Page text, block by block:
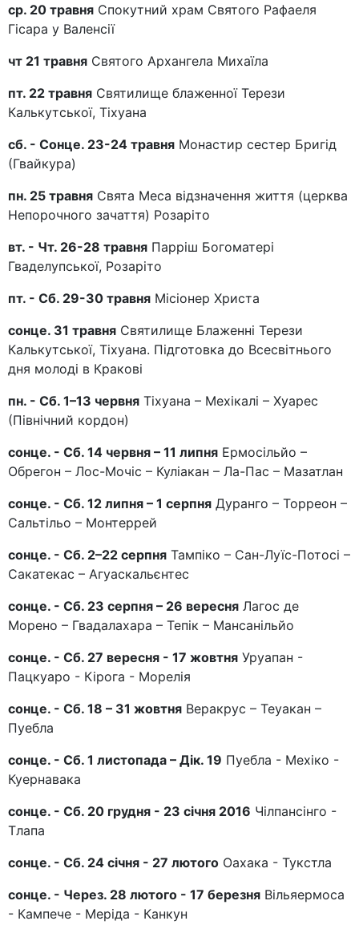
ср. 20 травня Спокутний храм Святого Рафаеля
Гісара у Валенсії
чт 21 травня Святого Архангела Михаїла
пт. 22 травня Святилище блаженної Терези
Калькутської, Тіхуана
сб. - Сонце. 23-24 травня Монастир сестер Бригід
(Гвайкура)
пн. 25 травня Свята Меса відзначення життя (церква
Непорочного зачаття) Розаріто
вт. - Чт. 26-28 травня Парріш Богоматері
Гваделупської, Розаріто
пт. - Сб. 29-30 травня Місіонер Христа
сонце. 31 травня Святилище Блаженні Терези
Калькутської, Тіхуана. Підготовка до Всесвітнього
дня молоді в Кракові
пн. - Сб. 1–13 червня Тіхуана – Мехікалі – Хуарес
(Північний кордон)
сонце. - Сб. 14 червня – 11 липня Ермосільйо –
Обрегон – Лос-Мочіс – Куліакан – Ла-Пас – Мазатлан
сонце. - Сб. 12 липня – 1 серпня Дуранго – Торреон –
Сальтільо – Монтеррей
сонце. - Сб. 2–22 серпня Тампіко – Сан-Луїс-Потосі –
Сакатекас – Агуаскальєнтес
сонце. - Сб. 23 серпня – 26 вересня Лагос де
Морено – Гвадалахара – Тепік – Мансанільйо
сонце. - Сб. 27 вересня - 17 жовтня Уруапан -
Пацкуаро - Кірога - Морелія
сонце. - Сб. 18 – 31 жовтня Веракрус – Теуакан –
Пуебла
сонце. - Сб. 1 листопада – Дік. 19 Пуебла - Мехіко -
Куернавака
сонце. - Сб. 20 грудня - 23 січня 2016 Чілпансінго -
Тлапа
сонце. - Сб. 24 січня - 27 лютого Оахака - Тукстла
сонце. - Через. 28 лютого - 17 березня Вільяермоса
- Кампече - Меріда - Канкун